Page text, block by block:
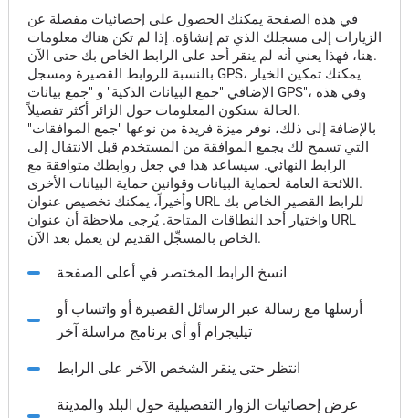
في هذه الصفحة يمكنك الحصول على إحصائيات مفصلة عن
الزيارات إلى مسجلك الذي تم إنشاؤه. إذا لم تكن هناك معلومات
هنا، فهذا يعني أنه لم ينقر أحد على الرابط الخاص بك حتى الآن.
بالنسبة للروابط القصيرة ومسجل GPS، يمكنك تمكين الخيار
الإضافي "جمع البيانات الذكية" و "جمع بيانات GPS"، وفي هذه
الحالة ستكون المعلومات حول الزائر أكثر تفصيلاً.
بالإضافة إلى ذلك، نوفر ميزة فريدة من نوعها "جمع الموافقات"
التي تسمح لك بجمع الموافقة من المستخدم قبل الانتقال إلى
الرابط النهائي. سيساعد هذا في جعل روابطك متوافقة مع
اللائحة العامة لحماية البيانات وقوانين حماية البيانات الأخرى.
وأخيراً، يمكنك تخصيص عنوان URL للرابط القصير الخاص بك
واختيار أحد النطاقات المتاحة. يُرجى ملاحظة أن عنوان URL
الخاص بالمسجِّل القديم لن يعمل بعد الآن.
انسخ الرابط المختصر في أعلى الصفحة
أرسلها مع رسالة عبر الرسائل القصيرة أو واتساب أو
تيليجرام أو أي برنامج مراسلة آخر
انتظر حتى ينقر الشخص الآخر على الرابط
عرض إحصائيات الزوار التفصيلية حول البلد والمدينة